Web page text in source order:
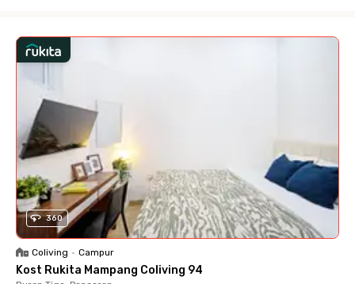
360
Coliving • Campur
Kost Rukita Mampang Coliving 94